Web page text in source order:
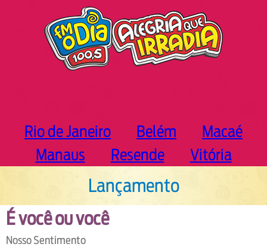
Rio de Janeiro Belém
Macaé
Manaus
Resende Vitória
Lançamento
É você ou você
Nosso Sentimento